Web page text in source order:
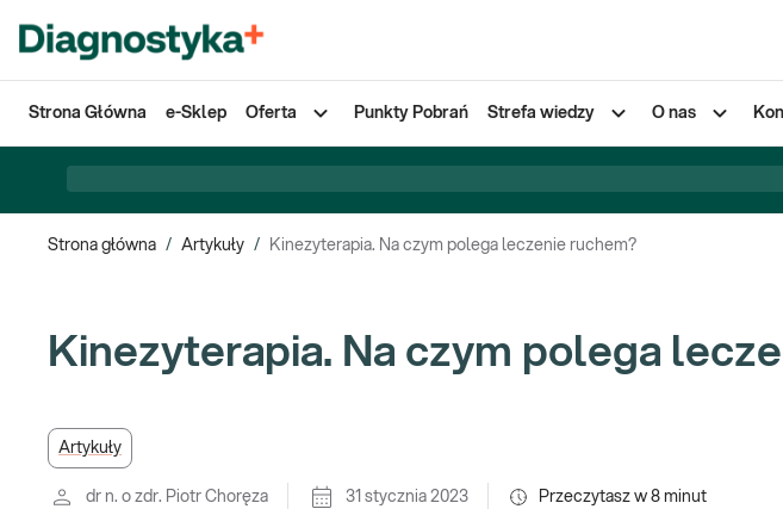
Strona Główna e-Sklep Oferta Punkty Pobrań Strefa wiedzy O nas
Strona główna / Artykuły / Kinezyterapia. Na czym polega leczenie ruchem?
Kinezyterapia. Na czym polega
Artykuły
dr n. o zdr. Piotr Choręza 31 stycznia 2023 Przeczytasz w 8 minut